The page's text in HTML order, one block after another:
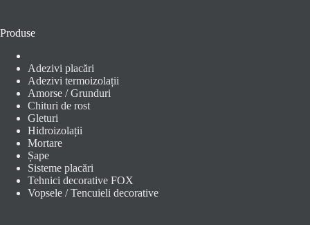
Produse
Adezivi placări
Adezivi termoizolații
Amorse / Grunduri
Chituri de rost
Gleturi
Hidroizolații
Mortare
Șape
Sisteme placări
Tehnici decorative FOX
Vopsele / Tencuieli decorative